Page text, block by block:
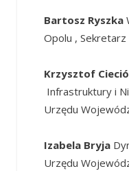
Bartosz Ryszka
Opolu , Sekretarz
Krzysztof
Infrastruktury i
Urzędu
Izabela Bryja
Urzędu